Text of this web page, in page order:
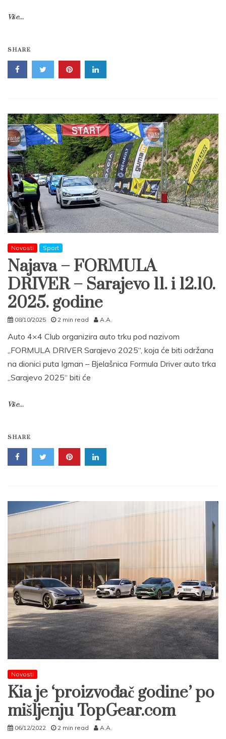
Više...
SHARE
Novosti Sport
Najava – FORMULA
DRIVER – Sarajevo 11. i 12.10.
2025. godine
08/10/2025 2 min read A.A.
Auto 4×4 Club organizira auto trku pod nazivom
„FORMULA DRIVER Sarajevo 2025“, koja će biti održana
na dionici puta Igman – Bjelašnica Formula Driver auto trka
„Sarajevo 2025“ biti će
Više...
SHARE
Novosti
Kia je ‘proizvođač godine’ po
mišljenju TopGear.com
06/12/2022 2 min read A.A.